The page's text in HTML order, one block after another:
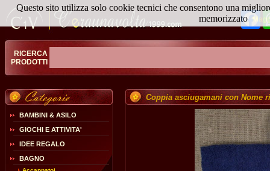
RICERCA
PRODOTTI
BAMBINI & ASILO
GIOCHI E ATTIVITA'
IDEE REGALO
BAGNO
Coppia asciugamani con Nome
Questo sito utilizza solo cookie tecnici che consentono una
memorizzato